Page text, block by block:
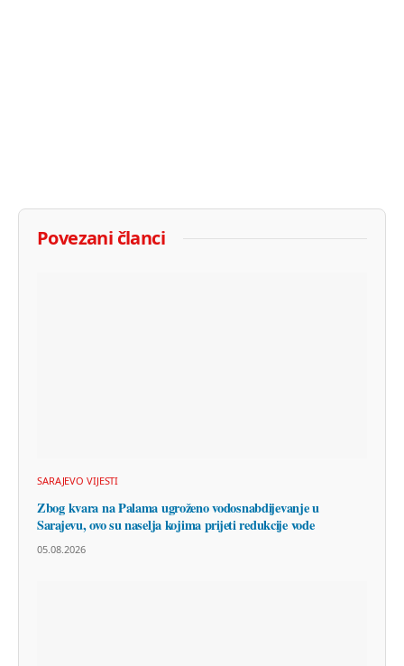
Povezani članci
SARAJEVO VIJESTI
Zbog kvara na Palama ugroženo vodosnabdijevanje u
Sarajevu, ovo su naselja kojima prijeti redukcije vode
05.08.2026